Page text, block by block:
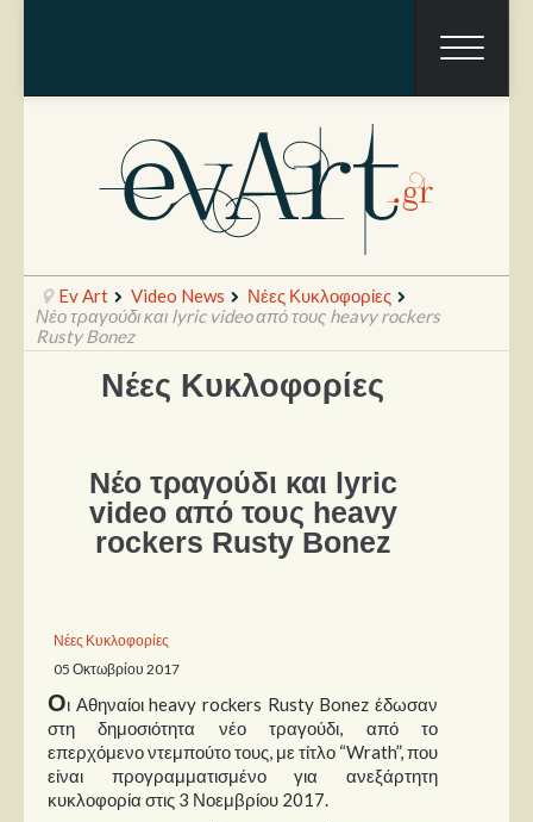
Ραπόρτο
Θέατρο
Συνεντεύξεις
Δίσκοι
Σειρές
Ταινίες
Βιβλία
Video News
Ev Art Video News
Νέες Κυκλοφορίες
Νέο τραγούδι και lyric video από τους heavy rockers
Rusty Bonez
Νέες Κυκλοφορίες
Νέο τραγούδι και lyric
video από τους heavy
rockers Rusty Bonez
Νέες Κυκλοφορίες
05 Οκτωβρίου 2017
Οι Αθηναίοι heavy rockers Rusty Bonez έδωσαν
στη δημοσιότητα νέο τραγούδι, από το
επερχόμενο ντεμπούτο τους, με τίτλο “Wrath”, που
είναι προγραμματισμένο για ανεξάρτητη
κυκλοφορία στις 3 Νοεμβρίου 2017.